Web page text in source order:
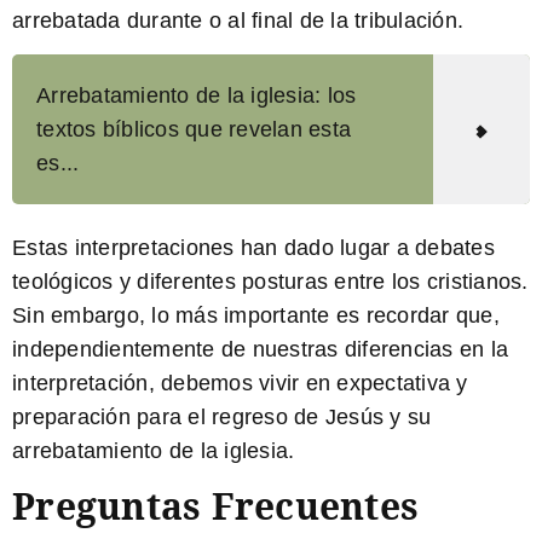
arrebatada durante o al final de la tribulación.
Arrebatamiento de la iglesia: los
textos bíblicos que revelan esta
es...
Estas interpretaciones han dado lugar a debates
teológicos y diferentes posturas entre los cristianos.
Sin embargo, lo más importante es recordar que,
independientemente de nuestras diferencias en la
interpretación, debemos vivir en expectativa y
preparación para el regreso de Jesús y su
arrebatamiento de la iglesia.
Preguntas Frecuentes